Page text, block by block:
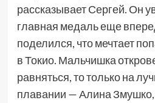
рассказывает Сергей. Он
главная медаль еще
поделился, что мечтает
в Токио. Мальчишка
равняться, то только на
плавании — Алина